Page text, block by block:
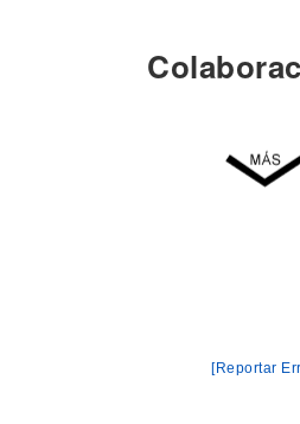
[Reportar